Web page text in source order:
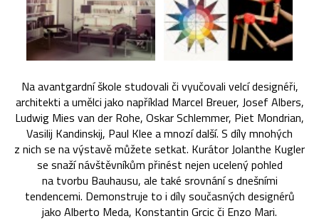
Na avantgardní škole studovali či vyučovali velcí designéři,
architekti a umělci jako například Marcel Breuer, Josef Albers,
Ludwig Mies van der Rohe, Oskar Schlemmer, Piet Mondrian,
Vasilij Kandinskij, Paul Klee a mnozí další. S díly mnohých
z nich se na výstavě můžete setkat. Kurátor Jolanthe Kugler
se snaží návštěvníkům přinést nejen ucelený pohled
na tvorbu Bauhausu, ale také srovnání s dnešními
tendencemi. Demonstruje to i díly současných designérů
jako Alberto Meda, Konstantin Grcic či Enzo Mari.